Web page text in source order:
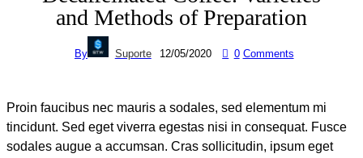
and Methods of Preparation
By Suporte 12/05/2020 0 Comments
Proin faucibus nec mauris a sodales, sed elementum mi
tincidunt. Sed eget viverra egestas nisi in consequat. Fusce
sodales augue a accumsan. Cras sollicitudin, ipsum eget